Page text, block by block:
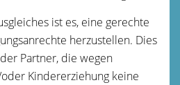
ist es, eine gerechte
herzustellen. Dies
Partner, die wegen
Kindererziehung keine